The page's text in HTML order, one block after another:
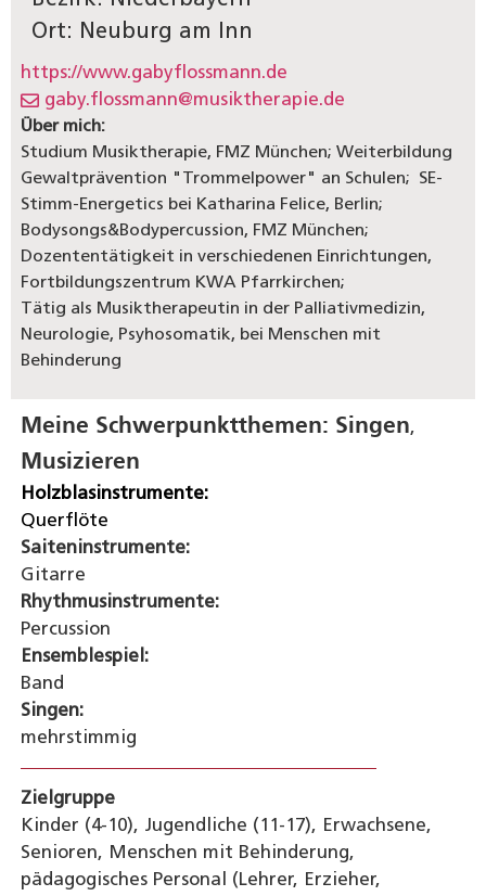
Ort: Neuburg am Inn
https://www.gabyflossmann.de
gaby.flossmann@musiktherapie.de
Über mich:
Studium Musiktherapie, FMZ München; Weiterbildung
Gewaltprävention "Trommelpower" an Schulen; SE-
Stimm-Energetics bei Katharina Felice, Berlin;
Bodysongs&Bodypercussion, FMZ München;
Dozententätigkeit in verschiedenen Einrichtungen,
Fortbildungszentrum KWA Pfarrkirchen;
Tätig als Musiktherapeutin in der Palliativmedizin,
Neurologie, Psyhosomatik, bei Menschen mit
Behinderung
Meine Schwerpunktthemen: Singen,
Musizieren
Holzblasinstrumente:
Querflöte
Saiteninstrumente:
Gitarre
Rhythmusinstrumente:
Percussion
Ensemblespiel:
Band
Singen:
mehrstimmig
Zielgruppe
Kinder (4-10), Jugendliche (11-17), Erwachsene,
Senioren, Menschen mit Behinderung,
pädagogisches Personal (Lehrer, Erzieher,